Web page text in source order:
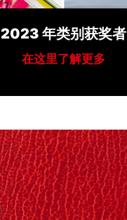
2023 年类别获奖者
在这里了解更多